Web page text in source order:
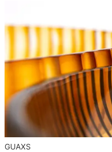
GUAXS